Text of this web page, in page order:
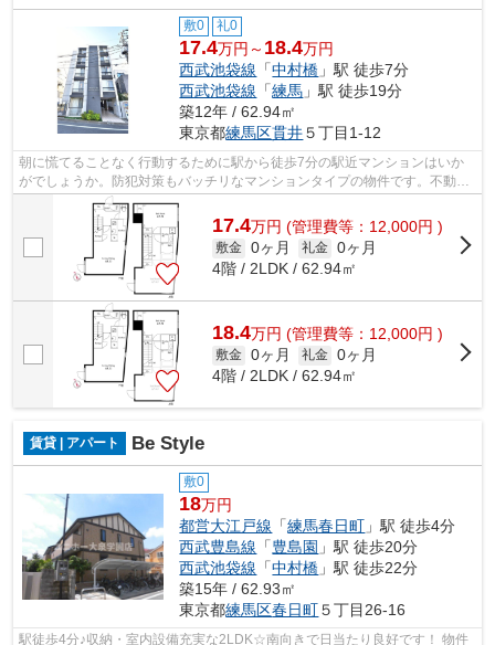
敷0 礼0
17.4万円～ 18.4万円
西武池袋線 「中村橋 」駅 徒歩7分
西武池袋線 「練馬 」駅 徒歩19分
築12年 / 62.94㎡
東京都練馬区貫井５丁目1-12
朝に慌てることなく行動するために駅から徒歩7分の駅近マンションはいか
がでしょうか。防犯対策もバッチリなマンションタイプの物件です。不動産
に関する事なら、まずは03-5947-4800か...
17.4万円 (管理費等：12,000円 )
敷金 0ヶ月 礼金 0ヶ月
4階 / 2LDK / 62.94㎡
18.4万円 (管理費等：12,000円 )
敷金 0ヶ月 礼金 0ヶ月
4階 / 2LDK / 62.94㎡
賃貸 | アパート Be Style
敷0
18万円
都営大江戸線 「練馬春日町 」駅 徒歩4分
西武豊島線 「豊島園 」駅 徒歩20分
西武池袋線 「中村橋 」駅 徒歩22分
築15年 / 62.93㎡
東京都練馬区春日町５丁目26-16
駅徒歩4分♪収納・室内設備充実な2LDK☆南向きで日当たり良好です！ 物件